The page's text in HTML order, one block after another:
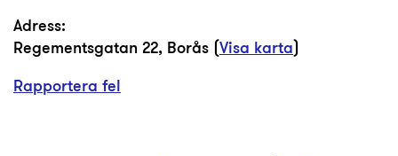
Adress:
Regementsgatan 22, Borås (Visa karta)
Rapportera fel